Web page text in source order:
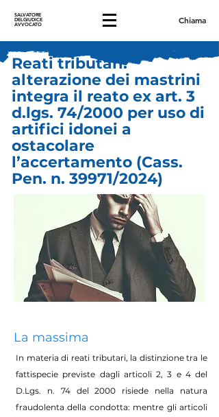
SALVATORE
DELGIUDICE
AVVOCATO Chiama
Reati tributari:
alterazione dei mastrini
integra il reato ex art. 3
d.lgs. 74/2000 per uso di
artifici idonei a
ostacolare
l’accertamento (Cass.
Pen. n. 39971/2024)
La massima
In materia di reati tributari, la distinzione tra le
fattispecie previste dagli articoli 2, 3 e 4 del
D.Lgs. n. 74 del 2000 risiede nella natura
fraudolenta della condotta: mentre gli articoli